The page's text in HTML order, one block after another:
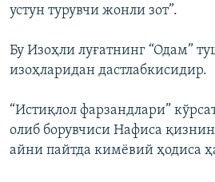
устун турувчи жонли зот”.
Бу Изоҳли луғатнинг “Одам”
изоҳларидан дастлабкисидир.
“Истиқлол фарзандлари”
олиб борувчиси Нафиса
айни пайтда кимёвий ҳодиса